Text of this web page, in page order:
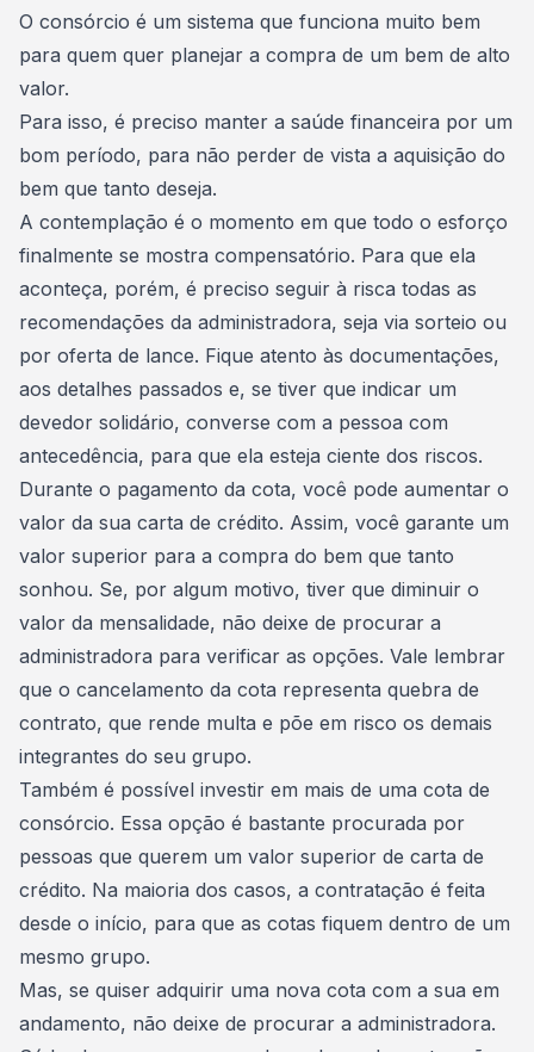
O consórcio é um sistema que funciona muito bem
para quem quer planejar a compra de um bem de alto
valor.
Para isso, é preciso manter a saúde financeira por um
bom período, para não perder de vista a aquisição do
bem que tanto deseja.
A contemplação é o momento em que todo o esforço
finalmente se mostra compensatório. Para que ela
aconteça, porém, é preciso seguir à risca todas as
recomendações da administradora, seja via sorteio ou
por oferta de lance. Fique atento às documentações,
aos detalhes passados e, se tiver que indicar um
devedor solidário, converse com a pessoa com
antecedência, para que ela esteja ciente dos riscos.
Durante o pagamento da cota, você pode aumentar o
valor da sua carta de crédito. Assim, você garante um
valor superior para a compra do bem que tanto
sonhou. Se, por algum motivo, tiver que diminuir o
valor da mensalidade, não deixe de procurar a
administradora para verificar as opções. Vale lembrar
que o cancelamento da cota representa quebra de
contrato, que rende multa e põe em risco os demais
integrantes do seu grupo.
Também é possível investir em mais de uma cota de
consórcio. Essa opção é bastante procurada por
pessoas que querem um valor superior de carta de
crédito. Na maioria dos casos, a contratação é feita
desde o início, para que as cotas fiquem dentro de um
mesmo grupo.
Mas, se quiser adquirir uma nova cota com a sua em
andamento, não deixe de procurar a administradora.